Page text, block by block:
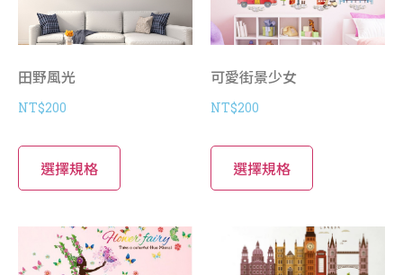
田野風光
NT$200
選擇規格
可愛街景少女
NT$200
選擇規格